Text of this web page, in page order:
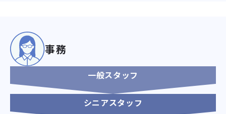
事務
一般スタッフ
シニアスタッフ